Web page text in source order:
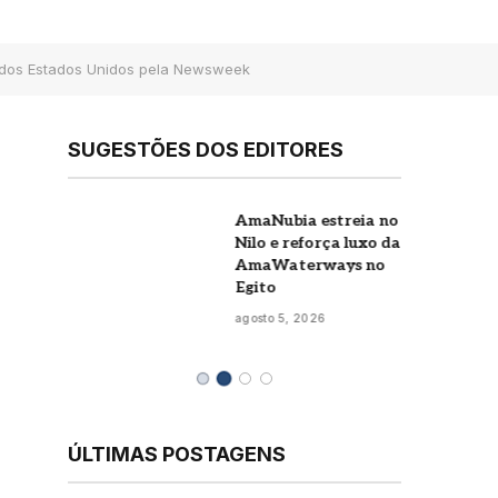
Estados Unidos pela Newsweek
SUGESTÕES DOS EDITORES
AmaNubia estreia no
Nilo e reforça luxo da
AmaWaterways no
Egito
agosto 5, 2026
ÚLTIMAS POSTAGENS